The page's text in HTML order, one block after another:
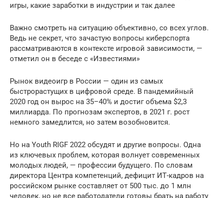
игры, какие заработки в индустрии и так далее
Важно смотреть на ситуацию объективно, со всех углов.
Ведь не секрет, что зачастую вопросы киберспорта
рассматриваются в контексте игровой зависимости, —
отметил он в беседе с «Известиями»
Рынок видеоигр в России — один из самых
быстрорастущих в цифровой среде. В пандемийный
2020 год он вырос на 35–40% и достиг объема $2,3
миллиарда. По прогнозам экспертов, в 2021 г. рост
немного замедлится, но затем возобновится.
Но на Youth RIGF 2022 обсудят и другие вопросы. Одна
из ключевых проблем, которая волнует современных
молодых людей, — профессии будущего. По словам
директора Центра компетенций, дефицит ИТ-кадров на
российском рынке составляет от 500 тыс. до 1 млн
человек, но не все работодатели готовы брать на работу